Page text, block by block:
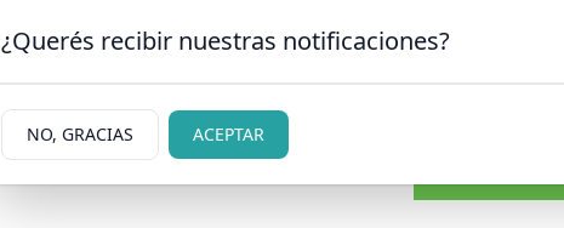
0.1ºC | SAN CARLOS DE BARILOCHE CLASIFICADOS
¿Querés recibir nuestras notificaciones?
NO, GRACIAS ACEPTAR